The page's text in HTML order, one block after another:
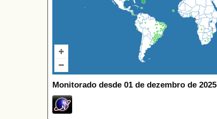
Monitorado desde 01 de dezembro de